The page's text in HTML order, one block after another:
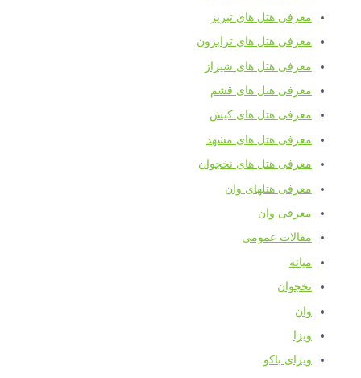
معرفی هتل های تبریز
معرفی هتل های ترابزون
معرفی هتل های شیراز
معرفی هتل های قشم
معرفی هتل های کیش
معرفی هتل های مشهد
معرفی هتل های نخجوان
معرفی هتلهای وان
معرفی وان
مقالات عمومی
میانه
نخجوان
وان
ویزا
ویزای باکو